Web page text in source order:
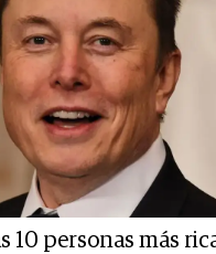
10 personas más